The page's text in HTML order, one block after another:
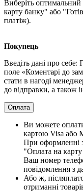
Виберіть оптимальний
карту банку" або
платіж).
Покупець
Введіть дані про
поле «Коментарі до
стати в нагоді
до відправки, а також
Оплата
Ви можете
картою Visa або
При оформленні
"Оплата на
Ваш номер
повідомлення з
Або ж,
отриманні